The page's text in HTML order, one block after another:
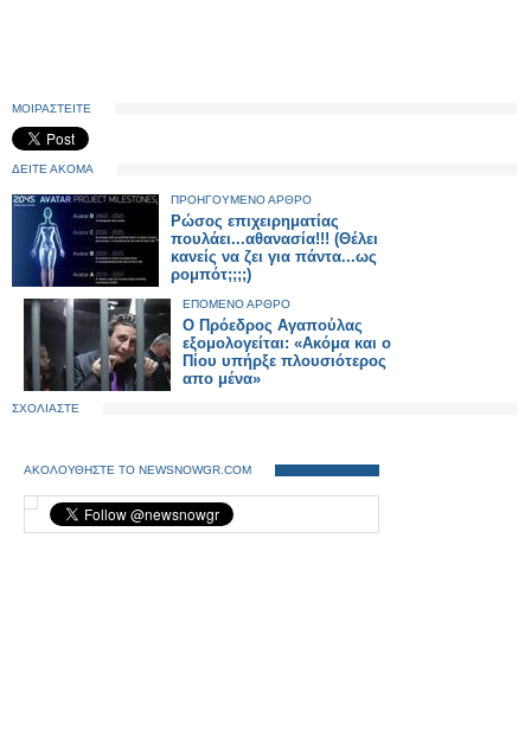
ΜΟΙΡΑΣΤΕΙΤΕ
ΔΕΙΤΕ ΑΚΟΜΑ
ΠΡΟΗΓΟΥΜΕΝΟ ΑΡΘΡΟ
Ρώσος επιχειρηματίας
πουλάει...αθανασία!!! (Θέλει
κανείς να ζει για πάντα...ως
ρομπότ;;;;)
ΕΠΟΜΕΝΟ ΑΡΘΡΟ
Ο Πρόεδρος Αγαπούλας
εξομολογείται: «Ακόμα και ο
Πίου υπήρξε πλουσιότερος
απο μένα»
ΣΧΟΛΙΑΣΤΕ
ΑΚΟΛΟΥΘΗΣΤΕ ΤΟ NEWSNOWGR.COM